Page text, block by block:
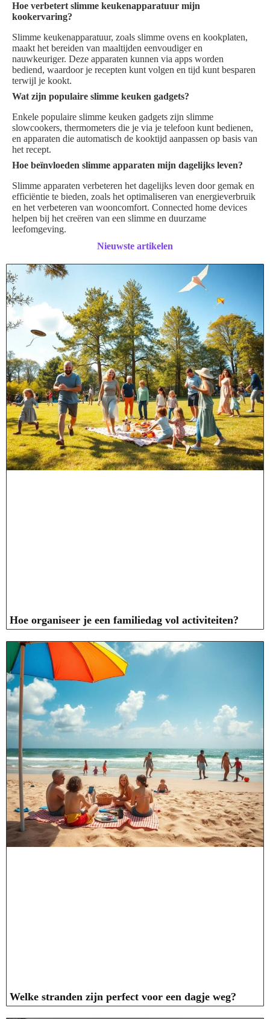
Hoe verbetert slimme keukenapparatuur mijn
kookervaring?
Slimme keukenapparatuur, zoals slimme ovens en kookplaten,
maakt het bereiden van maaltijden eenvoudiger en
nauwkeuriger. Deze apparaten kunnen via apps worden
bediend, waardoor je recepten kunt volgen en tijd kunt besparen
terwijl je kookt.
Wat zijn populaire slimme keuken gadgets?
Enkele populaire slimme keuken gadgets zijn slimme
slowcookers, thermometers die je via je telefoon kunt bedienen,
en apparaten die automatisch de kooktijd aanpassen op basis van
het recept.
Hoe beïnvloeden slimme apparaten mijn dagelijks leven?
Slimme apparaten verbeteren het dagelijks leven door gemak en
efficiëntie te bieden, zoals het optimaliseren van energieverbruik
en het verbeteren van wooncomfort. Connected home devices
helpen bij het creëren van een slimme en duurzame
leefomgeving.
Nieuwste artikelen
Hoe organiseer je een familiedag vol activiteiten?
Welke stranden zijn perfect voor een dagje weg?